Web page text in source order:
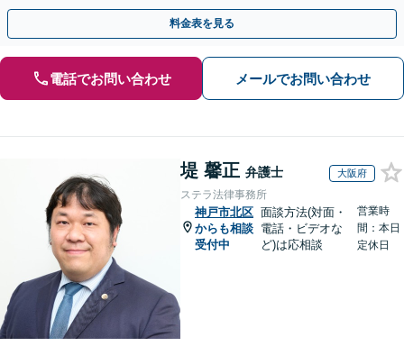
月100名以上の相談実績】【全国対応】
料金表を見る
電話でお問い合わせ メールでお問い合わせ
堤 馨正 弁護士 大阪府
ステラ法律事務所
神戸市北区
からも相談
受付中
面談方法(対面・
電話・ビデオな
ど)は応相談
営業時
間：本日
定休日